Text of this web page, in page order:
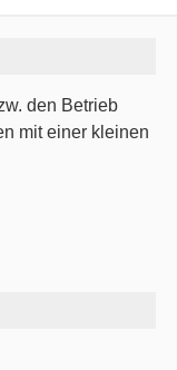
den Betrieb
mit einer kleinen